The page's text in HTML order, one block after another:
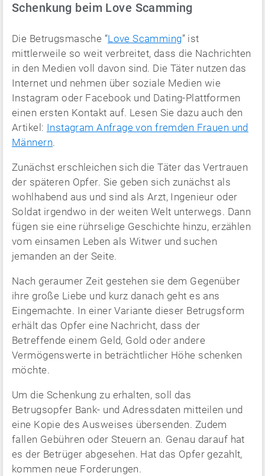
Schenkung beim Love Scamming
Die Betrugsmasche “Love Scamming” ist
mittlerweile so weit verbreitet, dass die Nachrichten
in den Medien voll davon sind. Die Täter nutzen das
Internet und nehmen über soziale Medien wie
Instagram oder Facebook und Dating-Plattformen
einen ersten Kontakt auf. Lesen Sie dazu auch den
Artikel: Instagram Anfrage von fremden Frauen und
Männern.
Zunächst erschleichen sich die Täter das Vertrauen
der späteren Opfer. Sie geben sich zunächst als
wohlhabend aus und sind als Arzt, Ingenieur oder
Soldat irgendwo in der weiten Welt unterwegs. Dann
fügen sie eine rührselige Geschichte hinzu, erzählen
vom einsamen Leben als Witwer und suchen
jemanden an der Seite.
Nach geraumer Zeit gestehen sie dem Gegenüber
ihre große Liebe und kurz danach geht es ans
Eingemachte. In einer Variante dieser Betrugsform
erhält das Opfer eine Nachricht, dass der
Betreffende einem Geld, Gold oder andere
Vermögenswerte in beträchtlicher Höhe schenken
möchte.
Um die Schenkung zu erhalten, soll das
Betrugsopfer Bank- und Adressdaten mitteilen und
eine Kopie des Ausweises übersenden. Zudem
fallen Gebühren oder Steuern an. Genau darauf hat
es der Betrüger abgesehen. Hat das Opfer gezahlt,
kommen neue Forderungen.